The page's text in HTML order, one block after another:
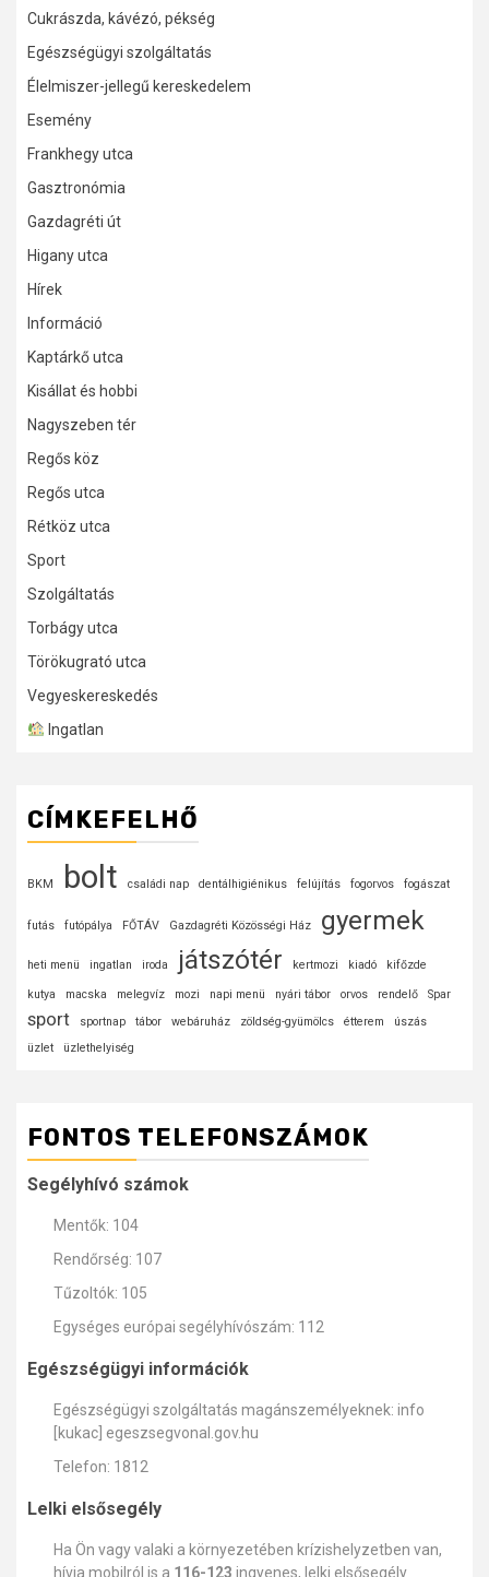
Cukrászda, kávézó, pékség
Egészségügyi szolgáltatás
Élelmiszer-jellegű kereskedelem
Esemény
Frankhegy utca
Gasztronómia
Gazdagréti út
Higany utca
Hírek
Információ
Kaptárkő utca
Kisállat és hobbi
Nagyszeben tér
Regős köz
Regős utca
Rétköz utca
Sport
Szolgáltatás
Torbágy utca
Törökugrató utca
Vegyeskereskedés
Ingatlan
CÍMKEFELHŐ
BKM bolt családi nap dentálhigiénikus felújítás fogorvos fogászat
futás futópálya FŐTÁV Gazdagréti Közösségi Ház gyermek
heti menü ingatlan iroda játszótér kertmozi kiadó kifőzde
kutya macska melegvíz mozi napi menü nyári tábor orvos rendelő Spar
sport sportnap tábor webáruház zöldség-gyümölcs étterem
úszás
üzlet
üzlethelyiség
FONTOS TELEFONSZÁMOK
Segélyhívó számok
Mentők: 104
Rendőrség: 107
Tűzoltók: 105
Egységes európai segélyhívószám: 112
Egészségügyi információk
Egészségügyi szolgáltatás magánszemélyeknek: info
[kukac] egeszsegvonal.gov.hu
Telefon: 1812
Lelki elsősegély
Ha Ön vagy valaki a környezetében krízishelyzetben van,
hívja mobilról is a 116-123 ingyenes, lelki elsősegély